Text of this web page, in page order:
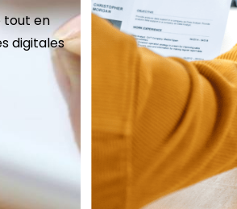
tout en
digitales